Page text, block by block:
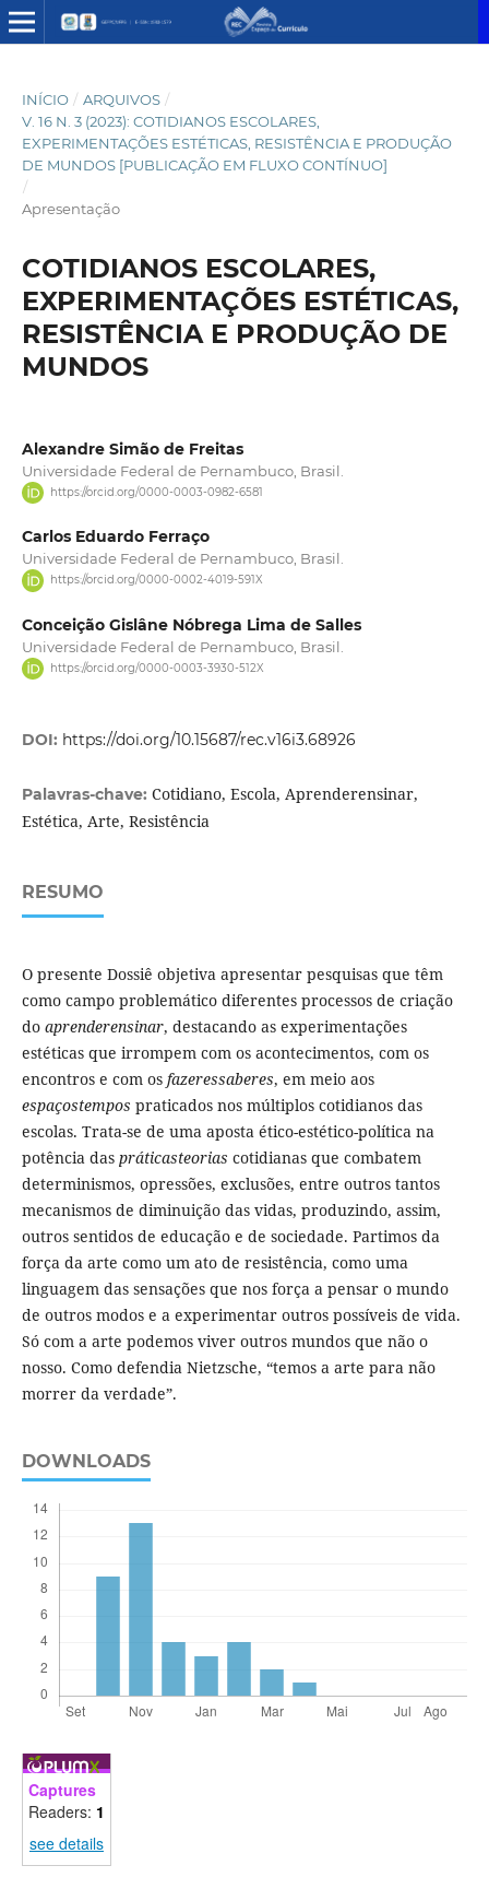
INÍCIO / ARQUIVOS /
V. 16 N. 3 (2023): COTIDIANOS ESCOLARES,
EXPERIMENTAÇÕES ESTÉTICAS, RESISTÊNCIA E PRODUÇÃO
DE MUNDOS [PUBLICAÇÃO EM FLUXO CONTÍNUO]
/
Apresentação
COTIDIANOS ESCOLARES,
EXPERIMENTAÇÕES ESTÉTICAS,
RESISTÊNCIA E PRODUÇÃO DE
MUNDOS
Alexandre Simão de Freitas
Universidade Federal de Pernambuco, Brasil.
https://orcid.org/0000-0003-0982-6581
Carlos Eduardo Ferraço
Universidade Federal de Pernambuco, Brasil.
https://orcid.org/0000-0002-4019-591X
Conceição Gislâne Nóbrega Lima de Salles
Universidade Federal de Pernambuco, Brasil.
https://orcid.org/0000-0003-3930-512X
DOI: https://doi.org/10.15687/rec.v16i3.68926
Palavras-chave: Cotidiano, Escola, Aprenderensinar,
Estética, Arte, Resistência
RESUMO
O presente Dossiê objetiva apresentar pesquisas que têm
como campo problemático diferentes processos de criação
do aprenderensinar, destacando as experimentações
estéticas que irrompem com os acontecimentos, com os
encontros e com os fazeressaberes, em meio aos
espaçostempos praticados nos múltiplos cotidianos das
escolas. Trata-se de uma aposta ético-estético-política na
potência das práticasteorias cotidianas que combatem
determinismos, opressões, exclusões, entre outros tantos
mecanismos de diminuição das vidas, produzindo, assim,
outros sentidos de educação e de sociedade. Partimos da
força da arte como um ato de resistência, como uma
linguagem das sensações que nos força a pensar o mundo
de outros modos e a experimentar outros possíveis de vida.
Só com a arte podemos viver outros mundos que não o
nosso. Como defendia Nietzsche, “temos a arte para não
morrer da verdade”.
DOWNLOADS
Captures
Readers: 1
see details